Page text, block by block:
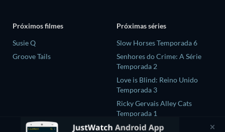
Próximos filmes
Susie Q
Groove Tails
Próximas séries
Slow Horses Temporada 6
Senhores do Crime: A Série
Temporada 2
Love is Blind: Reino Unido
Temporada 3
Ricky Gervais Alley Cats
Temporada 1
Operação Safed Sagar